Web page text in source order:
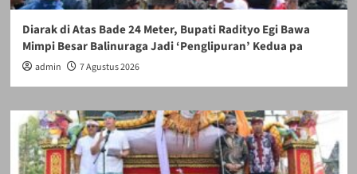
Diarak di Atas Bade 24 Meter, Bupati Radityo Egi Bawa
Mimpi Besar Balinuraga Jadi ‘Penglipuran’ Kedua pa
admin 7 Agustus 2026